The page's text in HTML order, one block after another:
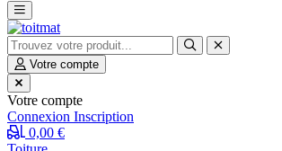
Votre compte
Votre compte
Connexion Inscription
0,00 €